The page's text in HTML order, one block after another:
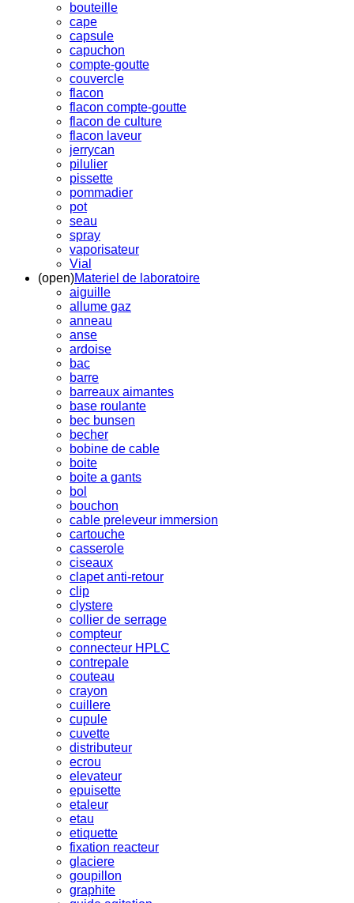
bouteille
cape
capsule
capuchon
compte-goutte
couvercle
flacon
flacon compte-goutte
flacon de culture
flacon laveur
jerrycan
pilulier
pissette
pommadier
pot
seau
spray
vaporisateur
Vial
(open)Materiel de laboratoire
aiguille
allume gaz
anneau
anse
ardoise
bac
barre
barreaux aimantes
base roulante
bec bunsen
becher
bobine de cable
boite
boite a gants
bol
bouchon
cable preleveur immersion
cartouche
casserole
ciseaux
clapet anti-retour
clip
clystere
collier de serrage
compteur
connecteur HPLC
contrepale
couteau
crayon
cuillere
cupule
cuvette
distributeur
ecrou
elevateur
epuisette
etaleur
etau
etiquette
fixation reacteur
glaciere
goupillon
graphite